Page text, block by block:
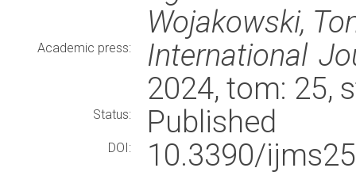
Wojakowski,
Academic press:
International
2024, tom: 25,
Status: Published
DOI:
10.3390/